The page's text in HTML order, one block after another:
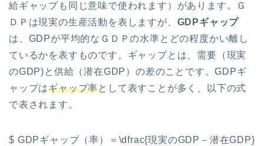
給ギャップも同じ意味で使われます）があります。Ｇ
ＤＰは現実の生産活動を表しますが、 GDPギャップ
は、GDPが平均的なＧＤＰの水準とどの程度かい離し
ているかを表すものです。ギャップとは、需要（現実
のGDP)と供給（潜在GDP）の差のことです。GDPギ
ャップはギャップ率として表すことが多く、以下の式
で表されます。
$ GDPギャップ（率）＝\dfrac{現実のGDP－潜在GDP}